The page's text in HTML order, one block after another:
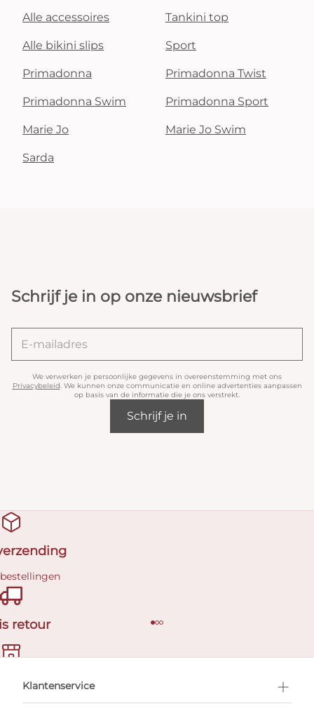
Alle accessoires Tankini top
Alle bikini slips Sport
Primadonna Primadonna Twist
Primadonna Swim Primadonna Sport
Marie Jo Marie Jo Swim
Sarda
Schrijf je in op onze nieuwsbrief
We verwerken je persoonlijke gegevens in overeenstemming met ons
Privacybeleid. We kunnen onze communicatie en online advertenties aanpassen
op basis van de informatie die je ons verstrekt.
Schrijf je in
retour
afspraak
Klantenservice